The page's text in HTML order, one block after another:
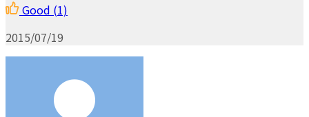
Good (1)
2015/07/19